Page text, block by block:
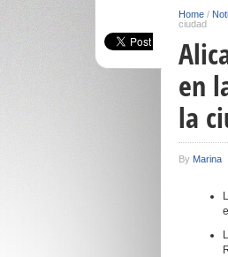
Home /
ciudad
en
la
By Marina